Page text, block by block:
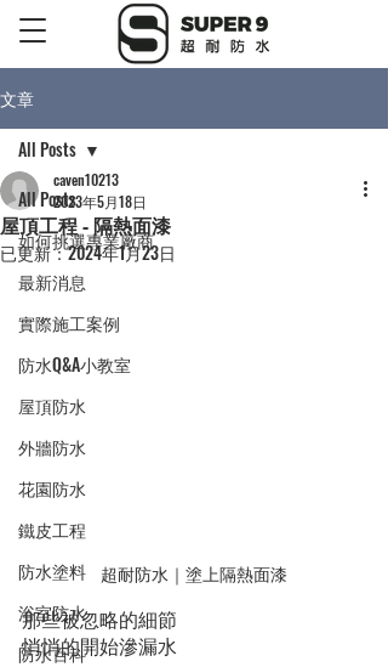
文章
All Posts
如何挑選專業廠商
最新消息
實際施工案例
防水Q&A小教室
屋頂防水
外牆防水
花園防水
鐵皮工程
防水塗料
浴室防水
防水百科
All Posts
屋頂工程 - 隔熱面漆
caven10213
2023年5月18日
已更新：2024年1月23日
超耐防水｜塗上隔熱面漆
那些被忽略的細節
悄悄的開始滲漏水